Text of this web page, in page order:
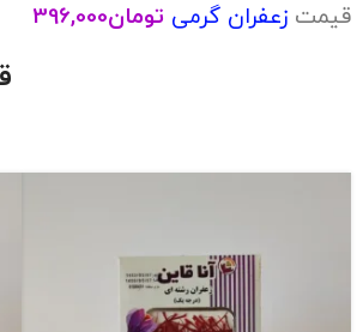
قیمت زعفران گرمی تومان396,000